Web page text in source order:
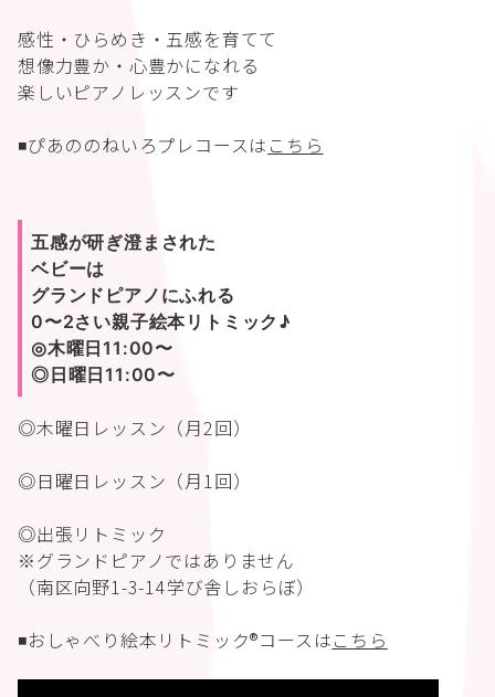
感性・ひらめき・五感を育てて
想像力豊か・心豊かになれる
楽しいピアノレッスンです
◾️ぴあののねいろプレコースは こちら
五感が研ぎ澄まされた
ベビーは
グランドピアノにふれる
0〜2さい親子絵本リトミック♪
◎木曜日11:00〜
◎日曜日11:00〜
◎木曜日レッスン（月2回）
◎日曜日レッスン（月1回）
◎出張リトミック
※グランドピアノではありません
（南区向野1-3-14学び舎しおらぼ）
◾️おしゃべり絵本リトミック®︎コースはこちら